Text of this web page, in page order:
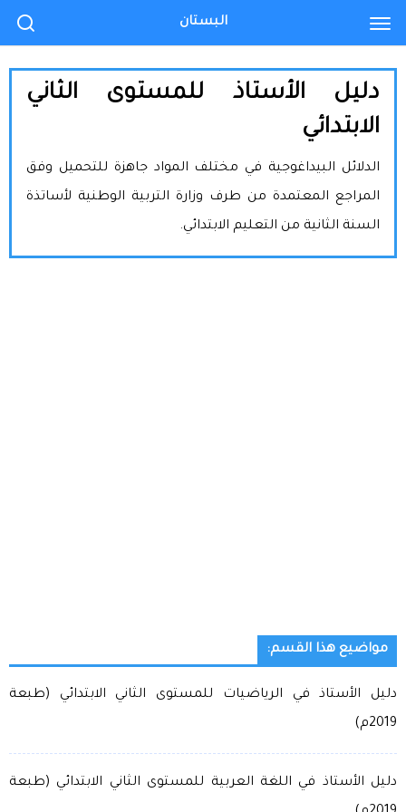
دليل الأستاذ للمستوى الثاني
الابتدائي
الدلائل البيداغوجية في مختلف المواد جاهزة للتحميل وفق
المراجع المعتمدة من طرف وزارة التربية الوطنية لأساتذة
السنة الثانية من التعليم الابتدائي.
مواضيع هذا القسم:
دليل الأستاذ في الرياضيات للمستوى الثاني الابتدائي (طبعة
2019م)
دليل الأستاذ في اللغة العربية للمستوى الثاني الابتدائي (طبعة
البستان